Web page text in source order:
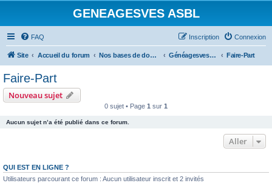
GENEAGESVES ASBL
FAQ Connexion
Inscription
Site Accueil du forum Nos bases de données et notre bibliothèque GénéagesvesPlus (photos de documents) Faire-Part
Faire-Part
Nouveau sujet
0 sujet • Page 1 sur 1
Aucun sujet n’a été publié dans ce forum.
Aller
QUI EST EN LIGNE ?
Utilisateurs parcourant ce forum : Aucun utilisateur inscrit et 2 invités